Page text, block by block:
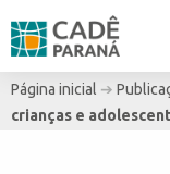
Página inicial ➔
crianças e